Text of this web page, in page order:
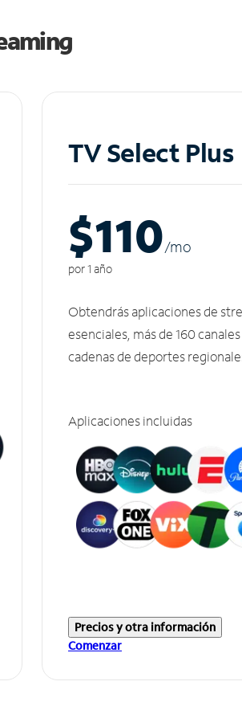
TV Select Plus
$110/mo
por 1 año
Obtendrás aplicaciones de
esenciales, más de 160
cadenas de deportes
Aplicaciones incluidas
Precios y otra información
Comenzar